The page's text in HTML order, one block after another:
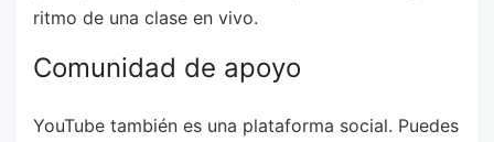
ritmo de una clase en vivo.
Comunidad de apoyo
YouTube también es una plataforma social. Puedes